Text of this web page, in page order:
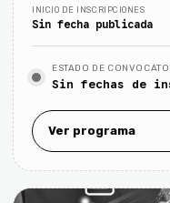
INICIO DE INSCRIPCIONES
Sin fecha publicada
ESTADO DE
Sin fechas de
Ver programa